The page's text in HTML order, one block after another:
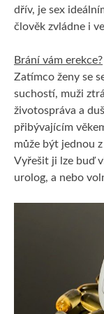
dřív, je sex
člověk zvládne i
Brání vám erekce?
Zatímco ženy se
suchostí, muži
životospráva a
přibývajícím
může být jednou
Vyřešit ji lze buď
urolog, a nebo